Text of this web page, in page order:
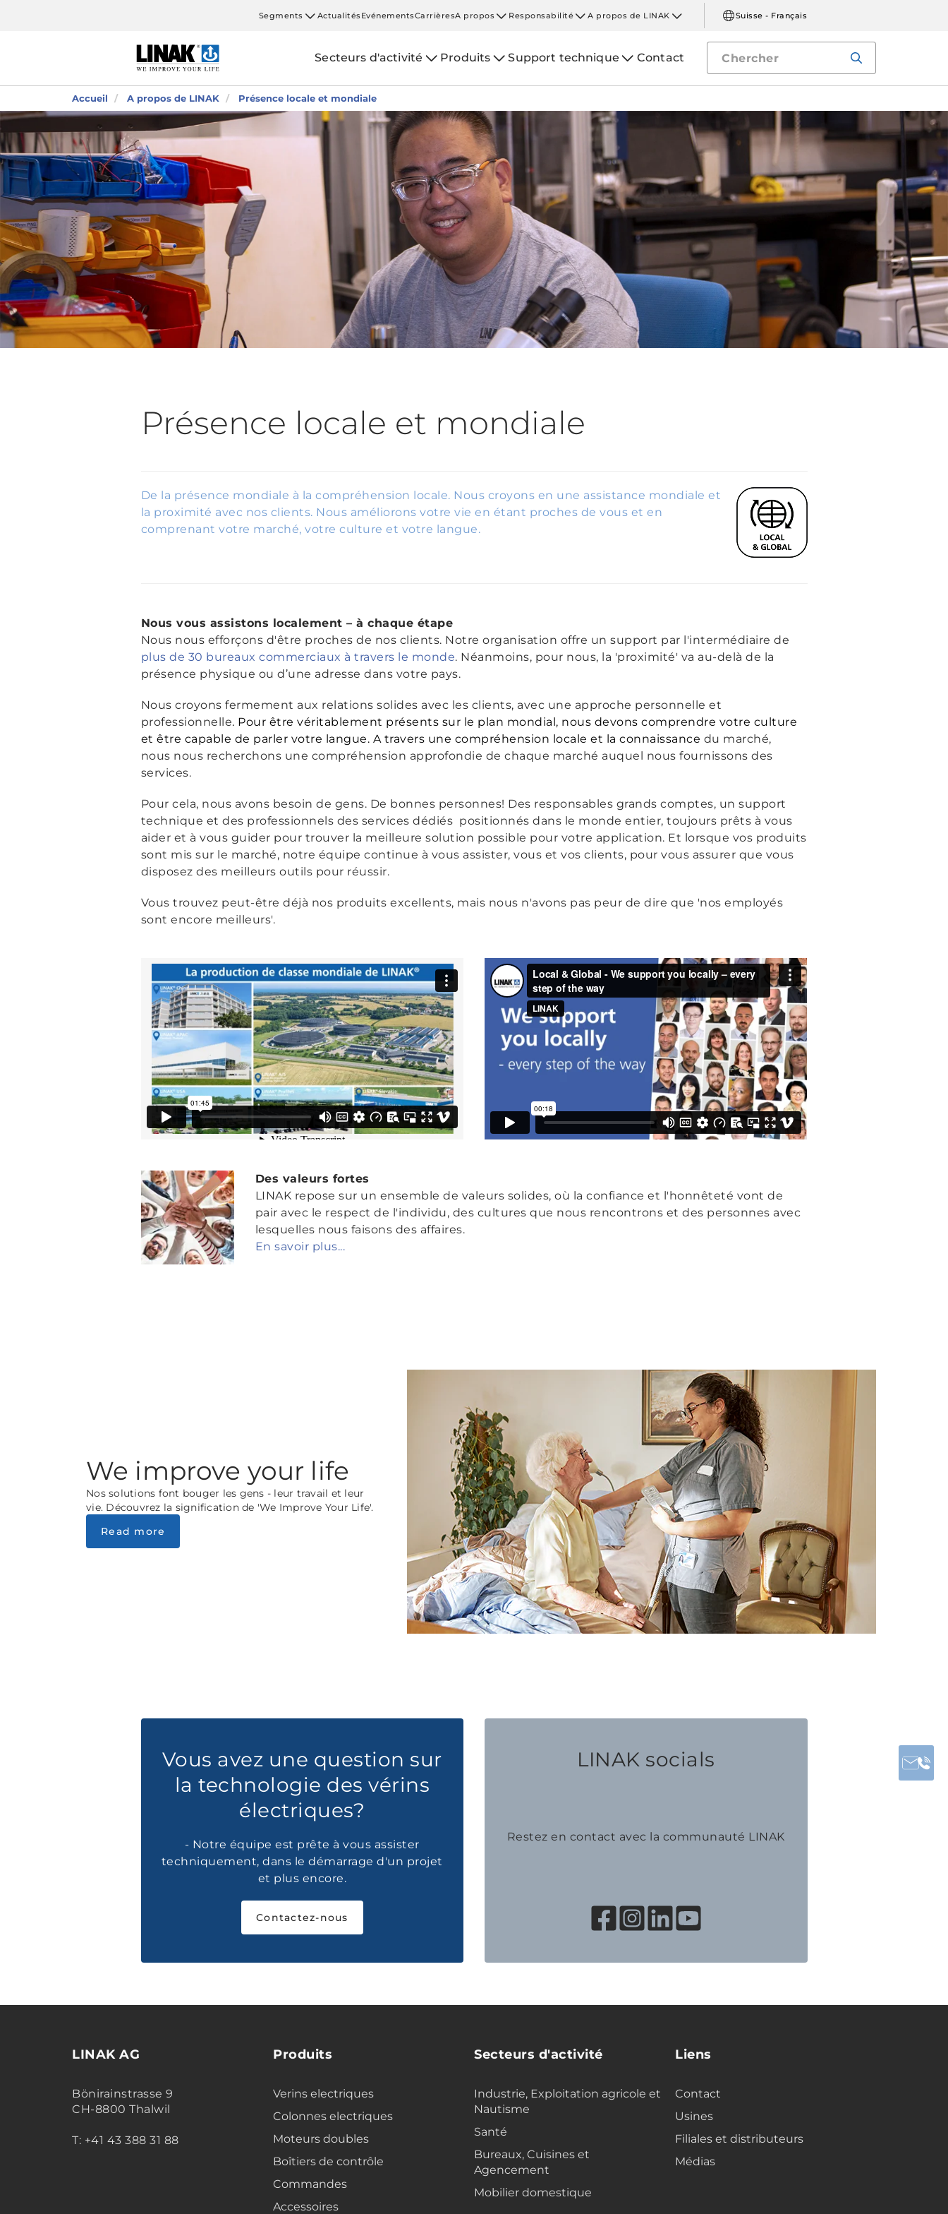
Segments ActualitésEvénementsCarrièresA propos Responsabilité A propos de LINAK Suisse - Français
Secteurs d'activité Produits Support technique Contact
Accueil A propos de LINAK Présence locale et mondiale
Présence locale et mondiale
De la présence mondiale à la compréhension locale. Nous croyons en une assistance mondiale et
la proximité avec nos clients. Nous améliorons votre vie en étant proches de vous et en
comprenant votre marché, votre culture et votre langue.
Nous vous assistons localement – à chaque étape
Nous nous efforçons d'être proches de nos clients. Notre organisation offre un support par l'intermédiaire de
plus de 30 bureaux commerciaux à travers le monde. Néanmoins, pour nous, la 'proximité' va au-delà de la
présence physique ou d’une adresse dans votre pays.
Nous croyons fermement aux relations solides avec les clients, avec une approche personnelle et
professionnelle. Pour être véritablement présents sur le plan mondial, nous devons comprendre votre culture
et être capable de parler votre langue. A travers une compréhension locale et la connaissance du marché,
nous nous recherchons une compréhension approfondie de chaque marché auquel nous fournissons des
services.
Pour cela, nous avons besoin de gens. De bonnes personnes! Des responsables grands comptes, un support
technique et des professionnels des services dédiés positionnés dans le monde entier, toujours prêts à vous
aider et à vous guider pour trouver la meilleure solution possible pour votre application. Et lorsque vos produits
sont mis sur le marché, notre équipe continue à vous assister, vous et vos clients, pour vous assurer que vous
disposez des meilleurs outils pour réussir.
Vous trouvez peut-être déjà nos produits excellents, mais nous n'avons pas peur de dire que 'nos employés
sont encore meilleurs'.
Des valeurs fortes
LINAK repose sur un ensemble de valeurs solides, où la confiance et l'honnêteté vont de
pair avec le respect de l'individu, des cultures que nous rencontrons et des personnes avec
lesquelles nous faisons des affaires.
En savoir plus...
We improve your life
Nos solutions font bouger les gens - leur travail et leur
vie. Découvrez la signification de 'We Improve Your Life'.
Read more
Vous avez une question sur
la technologie des vérins
électriques?
- Notre équipe est prête à vous assister
techniquement, dans le démarrage d'un projet
et plus encore.
Contactez-nous
LINAK socials
Restez en contact avec la communauté LINAK
LINAK AG
Bönirainstrasse 9
CH-8800 Thalwil
T: +41 43 388 31 88
Produits
Verins electriques
Colonnes electriques
Moteurs doubles
Boîtiers de contrôle
Commandes
Accessoires
Secteurs d'activité
Industrie, Exploitation agricole et
Nautisme
Santé
Bureaux, Cuisines et
Agencement
Mobilier domestique
Liens
Contact
Usines
Filiales et distributeurs
Médias